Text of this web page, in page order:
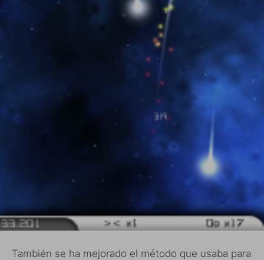
También se ha mejorado el método que usaba para